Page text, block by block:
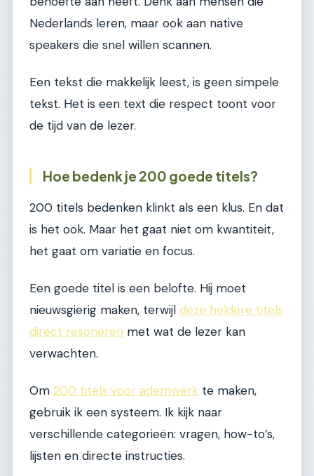
Nederlands leren, maar ook aan native
speakers die snel willen scannen.
Een tekst die makkelijk leest, is geen simpele
tekst. Het is een text die respect toont voor
de tijd van de lezer.
Hoe bedenk je 200 goede titels?
200 titels bedenken klinkt als een klus. En dat
is het ook. Maar het gaat niet om kwantiteit,
het gaat om variatie en focus.
Een goede titel is een belofte. Hij moet
nieuwsgierig maken, terwijl deze heldere titels
direct resoneren met wat de lezer kan
verwachten.
Om 200 titels voor ademwerk te maken,
gebruik ik een systeem. Ik kijk naar
verschillende categorieën: vragen, how-to’s,
lijsten en directe instructies.